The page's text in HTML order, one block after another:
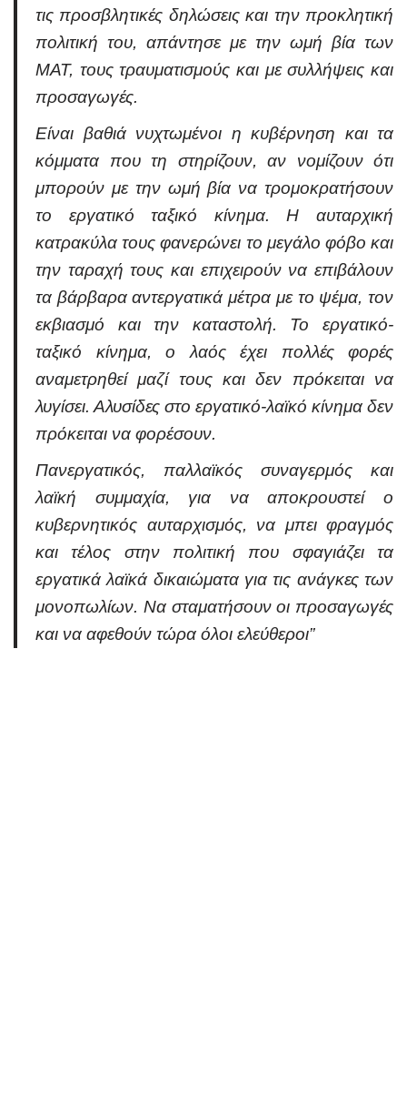
τις προσβλητικές δηλώσεις και την προκλητική
πολιτική του, απάντησε με την ωμή βία των
ΜΑΤ, τους τραυματισμούς και με συλλήψεις και
προσαγωγές.
Είναι βαθιά νυχτωμένοι η κυβέρνηση και τα
κόμματα που τη στηρίζουν, αν νομίζουν ότι
μπορούν με την ωμή βία να τρομοκρατήσουν
το εργατικό ταξικό κίνημα. Η αυταρχική
κατρακύλα τους φανερώνει το μεγάλο φόβο και
την ταραχή τους και επιχειρούν να επιβάλουν
τα βάρβαρα αντεργατικά μέτρα με το ψέμα, τον
εκβιασμό και την καταστολή. Το εργατικό-
ταξικό κίνημα, ο λαός έχει πολλές φορές
αναμετρηθεί μαζί τους και δεν πρόκειται να
λυγίσει. Αλυσίδες στο εργατικό-λαϊκό κίνημα δεν
πρόκειται να φορέσουν.
Πανεργατικός, παλλαϊκός συναγερμός και
λαϊκή συμμαχία, για να αποκρουστεί ο
κυβερνητικός αυταρχισμός, να μπει φραγμός
και τέλος στην πολιτική που σφαγιάζει τα
εργατικά λαϊκά δικαιώματα για τις ανάγκες των
μονοπωλίων. Να σταματήσουν οι προσαγωγές
και να αφεθούν τώρα όλοι ελεύθεροι”